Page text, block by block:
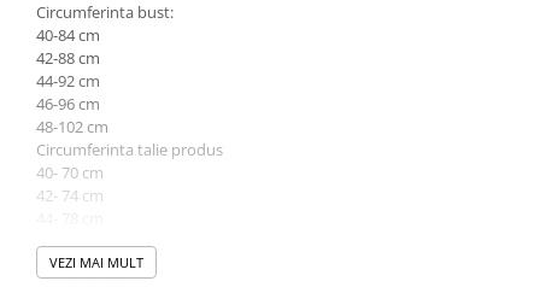
Circumferinta bust:
40-84 cm
42-88 cm
44-92 cm
46-96 cm
48-102 cm
Circumferinta talie produs
40- 70 cm
42- 74 cm
46- 82 cm
48- 86 cm
VEZI MAI MULT